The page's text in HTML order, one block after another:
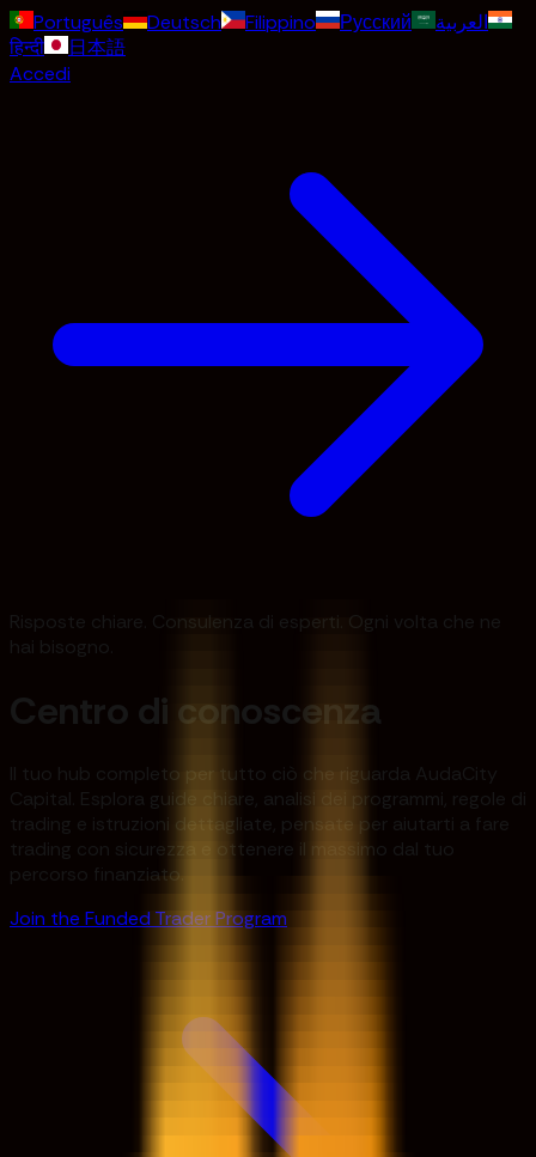
Português Deutsch Filippino Русский
العربية
हिन्दी
日本語
Accedi
Risposte chiare. Consulenza di esperti. Ogni volta che ne
Centro di conoscenza
percorso finanziato.
Join the Funded Trader Program